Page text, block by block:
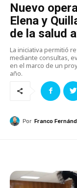
Nuevo
Elena y
de la salud
La iniciativa permitió
mediante consultas,
en el marco de un
año.
Por Franco